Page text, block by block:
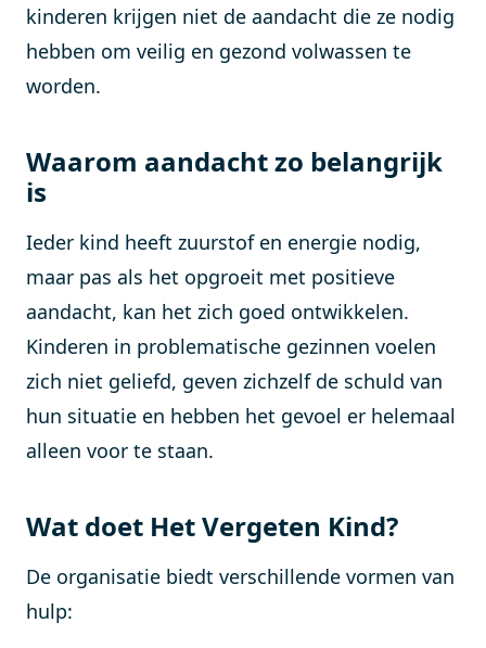
kinderen krijgen niet de aandacht die ze nodig
hebben om veilig en gezond volwassen te
worden.
Waarom aandacht zo belangrijk
is
Ieder kind heeft zuurstof en energie nodig,
maar pas als het opgroeit met positieve
aandacht, kan het zich goed ontwikkelen.
Kinderen in problematische gezinnen voelen
zich niet geliefd, geven zichzelf de schuld van
hun situatie en hebben het gevoel er helemaal
alleen voor te staan.
Wat doet Het Vergeten Kind?
De organisatie biedt verschillende vormen van
hulp: